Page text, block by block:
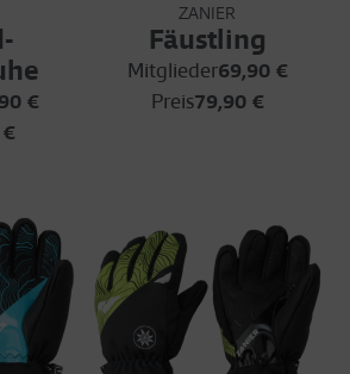
€
ZANIER
Fäustling
Mitglieder69,90 €
Preis79,90 €